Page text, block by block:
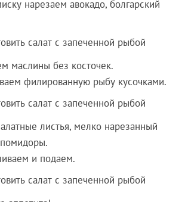
нарезаем авокадо, болгарский
маслины без косточек.
филированную рыбу кусочками.
листья, мелко нарезанный
и подаем.